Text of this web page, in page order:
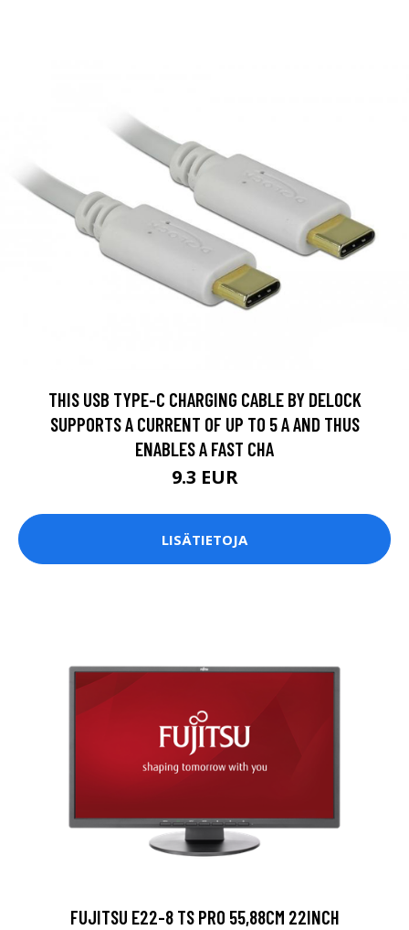
THIS USB TYPE-C CHARGING CABLE BY DELOCK
SUPPORTS A CURRENT OF UP TO 5 A AND THUS
ENABLES A FAST CHA
9.3 EUR
LISÄTIETOJA
FUJITSU E22-8 TS PRO 55,88CM 22INCH